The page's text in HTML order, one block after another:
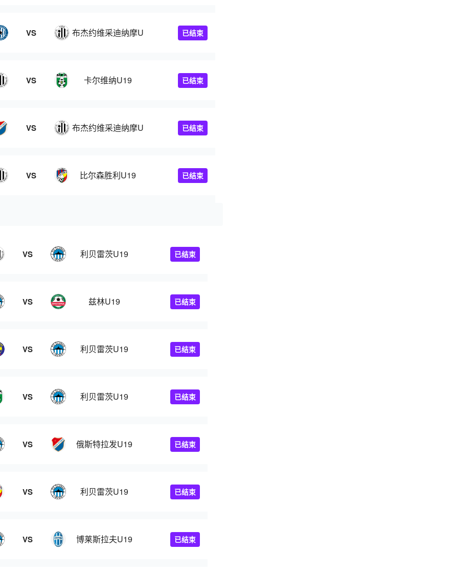
VS 布杰约维采迪纳摩U19 已结束
VS 卡尔维纳U19 已结束
VS 布杰约维采迪纳摩U19 已结束
VS 比尔森胜利U19 已结束
VS 利贝雷茨U19 已结束
VS 兹林U19 已结束
VS 利贝雷茨U19 已结束
VS 利贝雷茨U19 已结束
VS 俄斯特拉发U19 已结束
VS 利贝雷茨U19 已结束
VS 博莱斯拉夫U19 已结束